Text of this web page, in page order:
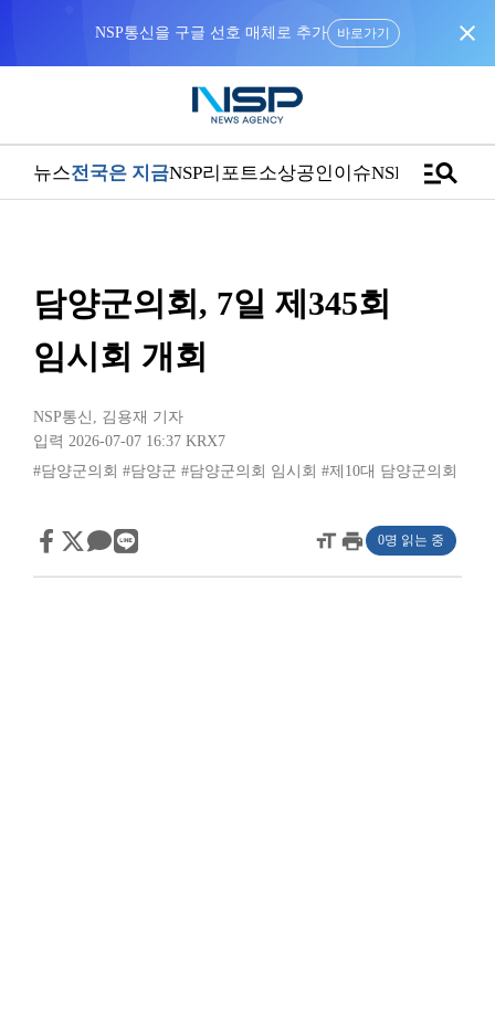
NSP통신을 구글 선호 매체로 추가 바로가기 close
뉴스전국은 지금NSP리포트소상공인이슈NSPTVmanage_search
담양군의회, 7일 제345회
임시회 개회
NSP통신 , 김용재 기자
입력 2026-07-07 16:37 KRX7
#담양군의회 #담양군 #담양군의회 임시회 #제10대 담양군의회
format_sizeprint 0명 읽는 중